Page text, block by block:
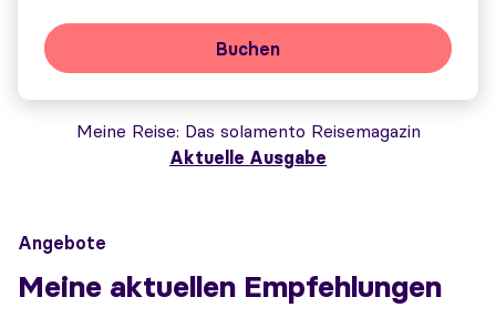
Buchen
Meine Reise Das solamento Reisemagazin
Aktuelle Ausgabe
Angebote
Meine aktuellen Empfehlungen